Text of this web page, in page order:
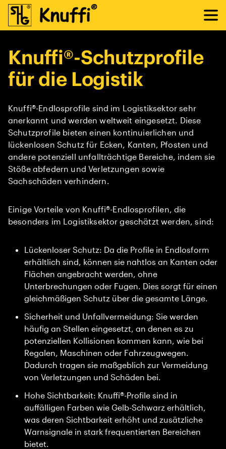
Knuffi®-Schutzprofile
für die Logistik
Knuffi®-Endlosprofile sind im Logistiksektor sehr
anerkannt und werden weltweit eingesetzt. Diese
Schutzprofile bieten einen kontinuierlichen und
lückenlosen Schutz für Ecken, Kanten, Pfosten und
andere potenziell unfallträchtige Bereiche, indem sie
Stöße abfedern und Verletzungen sowie
Sachschäden verhindern.
Einige Vorteile von Knuffi®-Endlosprofilen, die
besonders im Logistiksektor geschätzt werden, sind:
Lückenloser Schutz: Da die Profile in Endlosform
erhältlich sind, können sie nahtlos an Kanten oder
Flächen angebracht werden, ohne
Unterbrechungen oder Fugen. Dies sorgt für einen
gleichmäßigen Schutz über die gesamte Länge.
Sicherheit und Unfallvermeidung: Sie werden
häufig an Stellen eingesetzt, an denen es zu
potenziellen Kollisionen kommen kann, wie bei
Regalen, Maschinen oder Fahrzeugwegen.
Dadurch tragen sie maßgeblich zur Vermeidung
von Verletzungen und Schäden bei.
Hohe Sichtbarkeit: Knuffi®-Profile sind in
auffälligen Farben wie Gelb-Schwarz erhältlich,
was deren Sichtbarkeit erhöht und zusätzliche
Warnsignale in stark frequentierten Bereichen
bietet.